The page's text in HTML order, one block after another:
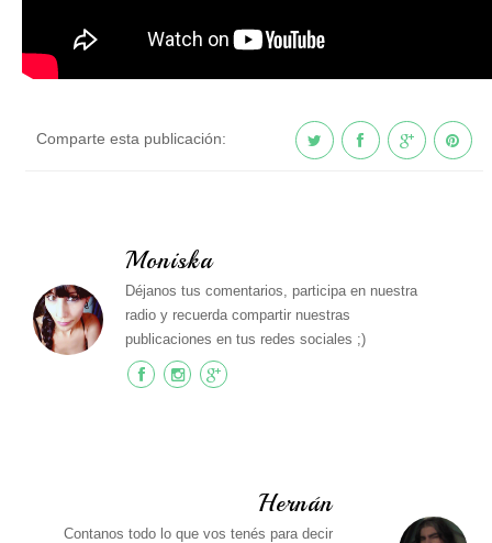
Comparte esta publicación:
Moniska
Déjanos tus comentarios, participa en nuestra
radio y recuerda compartir nuestras
publicaciones en tus redes sociales ;)
Hernán
Contanos todo lo que vos tenés para decir